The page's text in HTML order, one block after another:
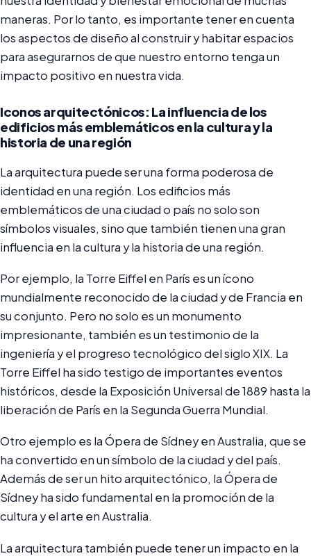
maneras. Por lo tanto, es importante tener en cuenta
los aspectos de diseño al construir y habitar espacios
para asegurarnos de que nuestro entorno tenga un
impacto positivo en nuestra vida.
Iconos arquitectónicos: La influencia de los
edificios más emblemáticos en la cultura y la
historia de una región
La arquitectura puede ser una forma poderosa de
identidad en una región. Los edificios más
emblemáticos de una ciudad o país no solo son
símbolos visuales, sino que también tienen una gran
influencia en la cultura y la historia de una región.
Por ejemplo, la Torre Eiffel en París es un ícono
mundialmente reconocido de la ciudad y de Francia en
su conjunto. Pero no solo es un monumento
impresionante, también es un testimonio de la
ingeniería y el progreso tecnológico del siglo XIX. La
Torre Eiffel ha sido testigo de importantes eventos
históricos, desde la Exposición Universal de 1889 hasta la
liberación de París en la Segunda Guerra Mundial.
Otro ejemplo es la Ópera de Sídney en Australia, que se
ha convertido en un símbolo de la ciudad y del país.
Además de ser un hito arquitectónico, la Ópera de
Sídney ha sido fundamental en la promoción de la
cultura y el arte en Australia.
La arquitectura también puede tener un impacto en la